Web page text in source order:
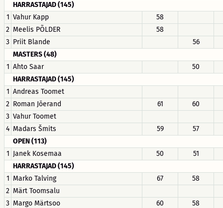
HARRASTAJAD (145)
1 Vahur Kapp
58
2 Meelis PÕLDER
58
3 Priit Blande
56
MASTERS (48)
1 Ahto Saar
50
HARRASTAJAD (145)
1 Andreas Toomet
2 Roman Jõerand 61
60
3 Vahur Toomet
4 Madars Šmits 59
57
OPEN (113)
1 Janek Kosemaa 50
51
HARRASTAJAD (145)
1 Marko Talving 67
58
2 Märt Toomsalu
3 Margo Märtsoo 60
58